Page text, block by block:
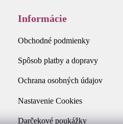
Informácie
Obchodné podmienky
Spôsob platby a dopravy
Ochrana osobných údajov
Nastavenie Cookies
Darčekové poukážky